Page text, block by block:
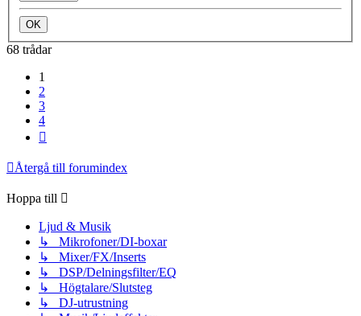
68 trådar
1
2
3
4
Återgå till forumindex
Hoppa till
Ljud & Musik
↳ Mikrofoner/DI-boxar
↳ Mixer/FX/Inserts
↳ DSP/Delningsfilter/EQ
↳ Högtalare/Slutsteg
↳ DJ-utrustning